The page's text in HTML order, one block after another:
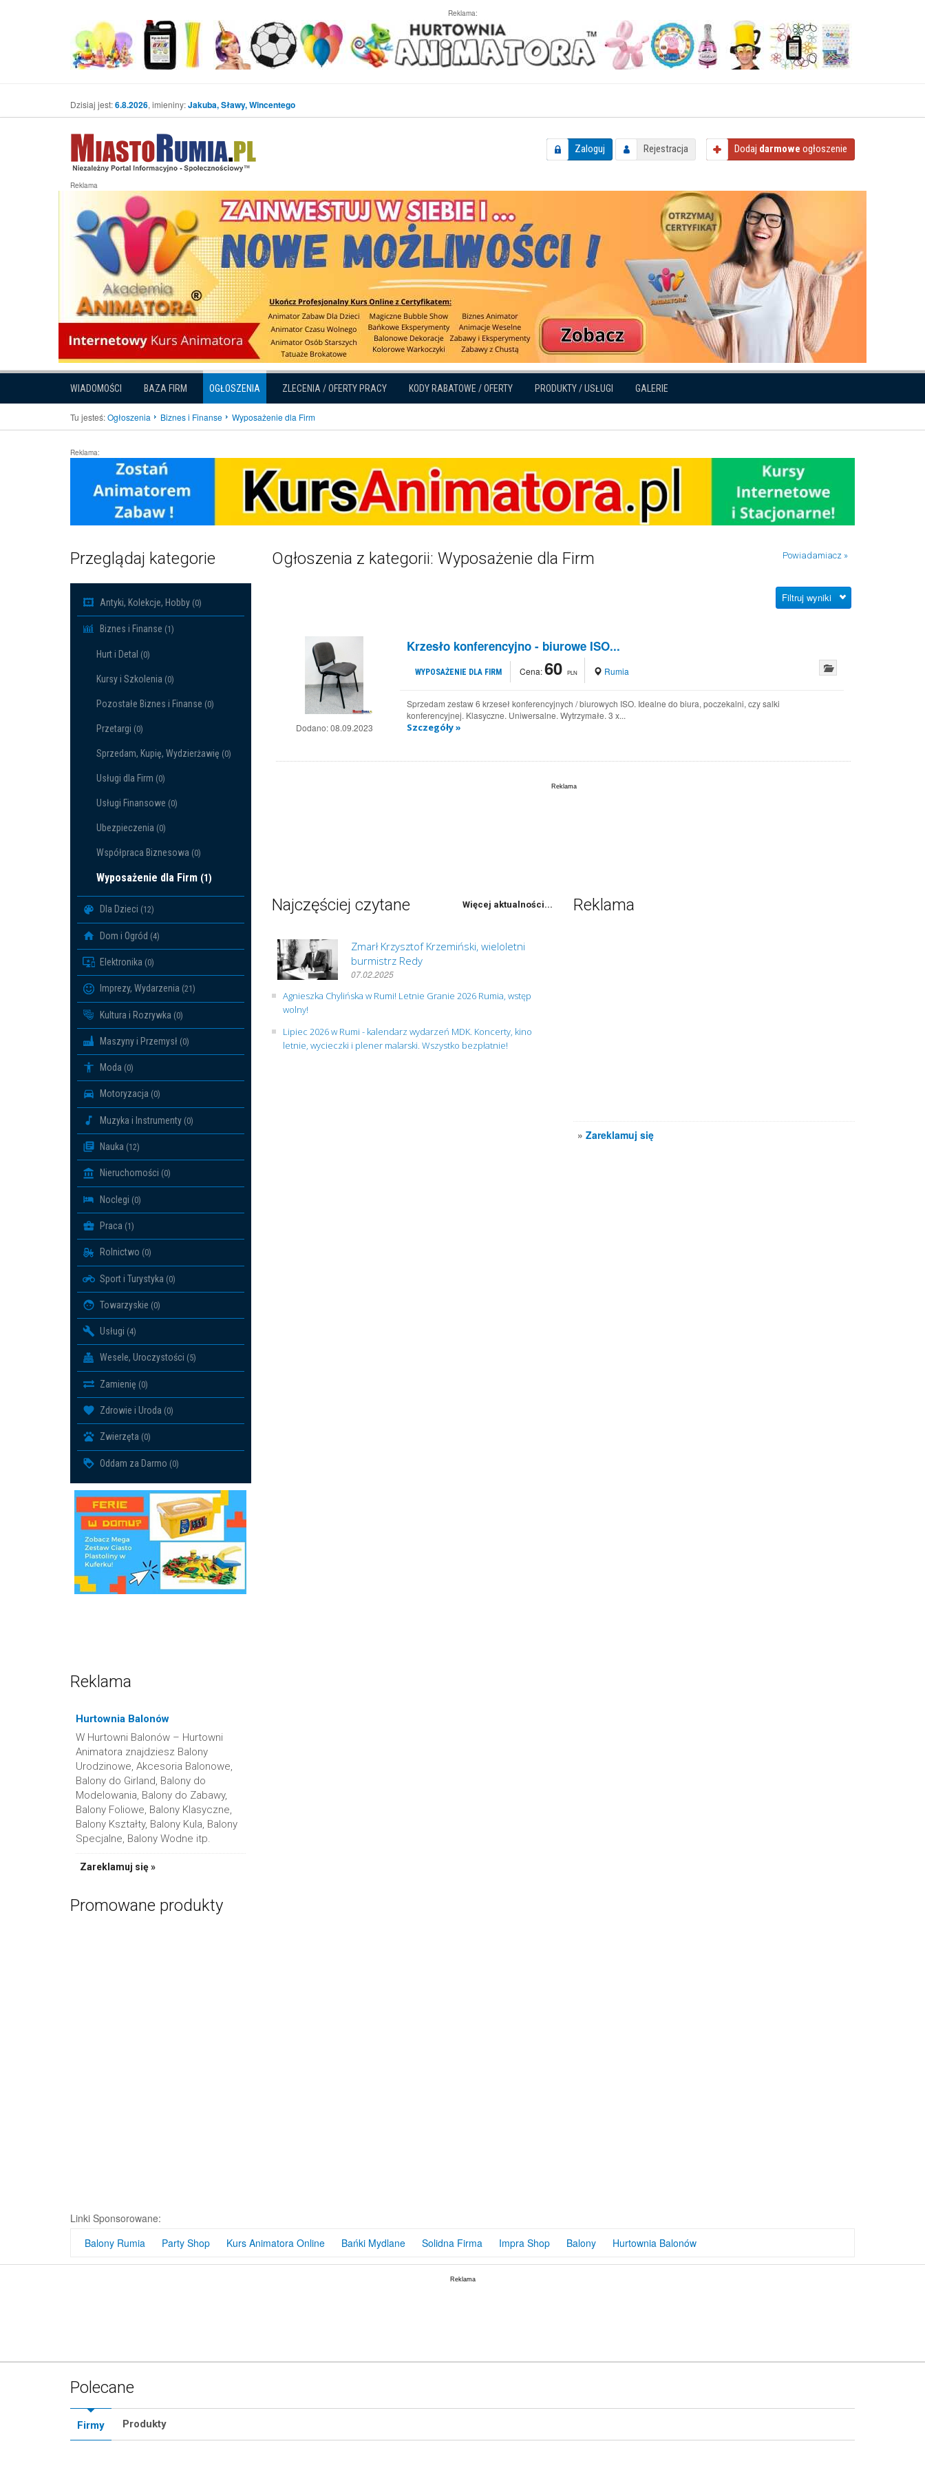
Reklama:
Dzisiaj jest:6.8.2026, imieniny:Jakuba, Sławy, Wincentego
Zaloguj Rejestracja Dodaj darmowe ogłoszenie
Reklama
WIADOMOŚCI BAZA FIRM OGŁOSZENIA ZLECENIA / OFERTY PRACY KODY RABATOWE / OFERTY PRODUKTY / USŁUGI GALERIE
Tu jesteś:Ogłoszenia Biznes i Finanse Wyposażenie dla Firm
Reklama:
Przeglądaj kategorie
Antyki, Kolekcje, Hobby (0)
Biznes i Finanse (1)
Hurt i Detal (0)
Kursy i Szkolenia (0)
Pozostałe Biznes i Finanse (0)
Przetargi (0)
Sprzedam, Kupię, Wydzierżawię (0)
Usługi dla Firm (0)
Usługi Finansowe (0)
Ubezpieczenia (0)
Współpraca Biznesowa (0)
Wyposażenie dla Firm (1)
Dla Dzieci (12)
Dom i Ogród (4)
Elektronika (0)
Imprezy, Wydarzenia (21)
Kultura i Rozrywka (0)
Maszyny i Przemysł (0)
Moda (0)
Motoryzacja (0)
Muzyka i Instrumenty (0)
Nauka (12)
Nieruchomości (0)
Noclegi (0)
Praca (1)
Rolnictwo (0)
Sport i Turystyka (0)
Towarzyskie (0)
Usługi (4)
Wesele, Uroczystości (5)
Zamienię (0)
Zdrowie i Uroda (0)
Zwierzęta (0)
Oddam za Darmo (0)
Reklama
Hurtownia Balonów
W Hurtowni Balonów – Hurtowni
Animatora znajdziesz Balony
Urodzinowe, Akcesoria Balonowe,
Balony do Girland, Balony do
Modelowania, Balony do Zabawy,
Balony Foliowe, Balony Klasyczne,
Balony Kształty, Balony Kula, Balony
Specjalne, Balony Wodne itp.
Zareklamuj się »
Promowane produkty
Ogłoszenia z kategorii: Wyposażenie dla Firm Powiadamiacz »
Filtruj wyniki
Dodano: 08.09.2023
Krzesło konferencyjno - biurowe ISO...
WYPOSAŻENIE DLA FIRM Cena: 60 PLN Rumia
Sprzedam zestaw 6 krzeseł konferencyjnych / biurowych ISO. Idealne do biura, poczekalni, czy salki
konferencyjnej. Klasyczne. Uniwersalne. Wytrzymałe. 3 x...
Szczegóły »
Najczęściej czytane Więcej aktualności...
Zmarł Krzysztof Krzemiński, wieloletni
burmistrz Redy
07.02.2025
Agnieszka Chylińska w Rumi! Letnie Granie 2026 Rumia, wstęp
wolny!
Lipiec 2026 w Rumi - kalendarz wydarzeń MDK. Koncerty, kino
letnie, wycieczki i plener malarski. Wszystko bezpłatnie!
Reklama
»Zareklamuj się
Linki Sponsorowane:
Balony Rumia
Party Shop Kurs Animatora Online Bańki Mydlane Solidna Firma Impra Shop Balony Hurtownia Balonów
Polecane
Firmy Produkty